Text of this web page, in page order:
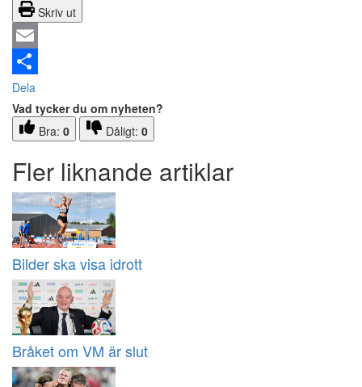
Skriv ut
Email
Dela
Vad tycker du om nyheten?
Bra: 0 Dåligt: 0
Fler liknande artiklar
Bilder ska visa idrott
Bråket om VM är slut